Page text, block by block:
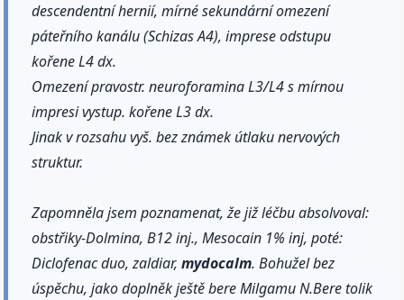
descendentní hernií, mírné sekundární omezení
páteřního kanálu (Schizas A4), imprese odstupu
kořene L4 dx.
Omezení pravostr. neuroforamina L3/L4 s mírnou
impresi vystup. kořene L3 dx.
Jinak v rozsahu vyš. bez známek útlaku nervových
struktur.
Zapomněla jsem poznamenat, že již léčbu absolvoval:
obstřiky-Dolmina, B12 inj., Mesocain 1% inj, poté:
Diclofenac duo, zaldiar,mydocalm. Bohužel bez
úspěchu, jako doplněk ještě bere Milgamu N.Bere tolik